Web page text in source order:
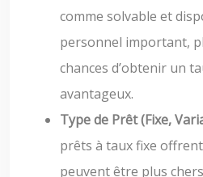
comme solvable et
personnel important,
chances d’obtenir un
avantageux.
Type de Prêt (Fixe,
prêts à taux fixe
peuvent être plus